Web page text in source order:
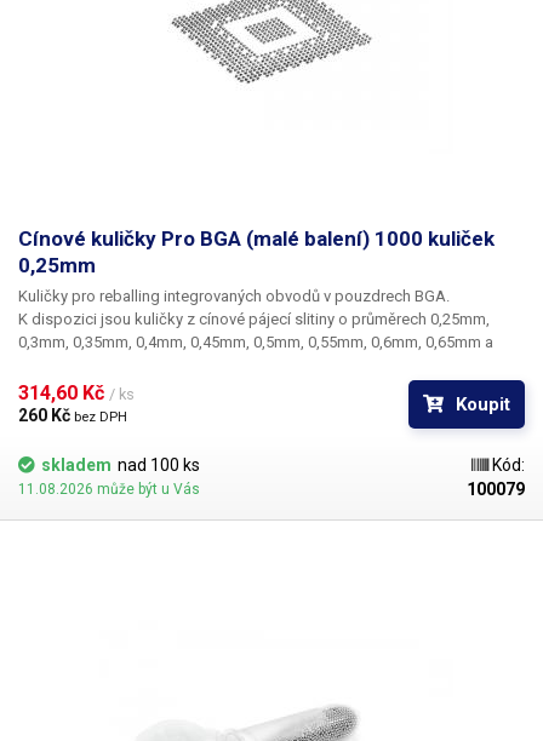
Cínové kuličky Pro BGA (malé balení) 1000 kuliček
0,25mm
Kuličky pro reballing integrovaných obvodů v pouzdrech BGA.
K dispozici jsou kuličky z cínové pájecí slitiny o průměrech 0,25mm,
0,3mm, 0,35mm, 0,4mm, 0,45mm, 0,5mm, 0,55mm, 0,6mm, 0,65mm a
BGA mřížky pro překuličkování. Ampule obsahuje vždy 1000 kusů
kuliček o daném průměru.
314,60 Kč / ks
260 Kč bez DPH
Koupit
skladem nad 100 ks
11.08.2026 může být u Vás
Kód:
100079